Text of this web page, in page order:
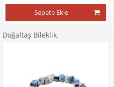
Sepete Ekle
Doğaltaş Bileklik